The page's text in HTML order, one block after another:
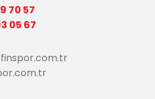
70 57
05 67